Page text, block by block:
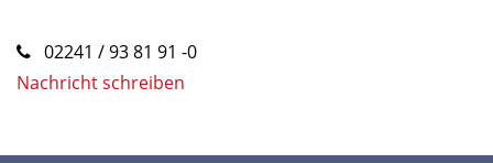
02241 / 93 81 91 -0
Nachricht schreiben